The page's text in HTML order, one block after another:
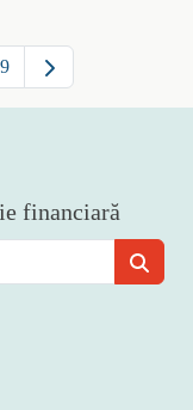
9
financiară